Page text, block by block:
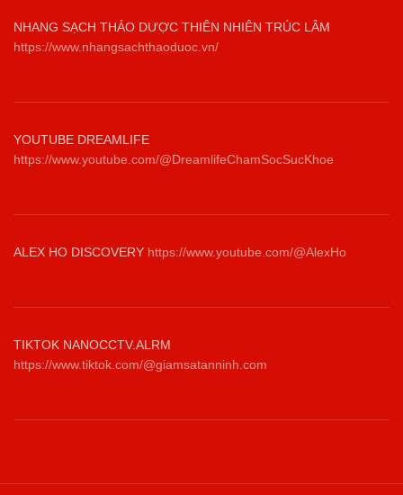
NHANG SẠCH THẢO DƯỢC THIÊN NHIÊN TRÚC LÂM
https://www.nhangsachthaoduoc.vn/
YOUTUBE DREAMLIFE
https://www.youtube.com/@DreamlifeChamSocSucKhoe
ALEX HO DISCOVERY https://www.youtube.com/@AlexHo
TIKTOK NANOCCTV.ALRM
https://www.tiktok.com/@giamsatanninh.com